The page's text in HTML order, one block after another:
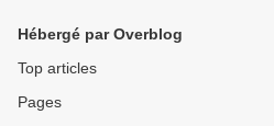
Hébergé par Overblog
Top articles
Pages